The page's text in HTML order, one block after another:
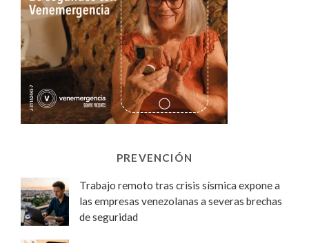
PREVENCIÓN
Trabajo remoto tras crisis sísmica expone a
las empresas venezolanas a severas brechas
de seguridad